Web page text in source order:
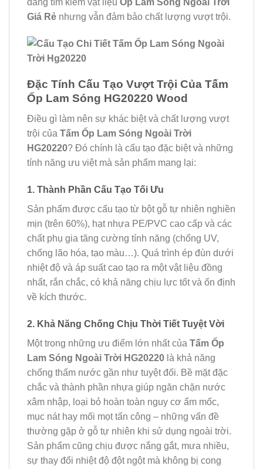
Giá Rẻ nhưng vẫn đảm bảo chất lượng vượt trội.
Đặc Tính Cấu Tạo Vượt Trội Của Tấm
Ốp Lam Sóng HG20220 Wood
Điều gì làm nên sự khác biệt và chất lượng vượt
trội của Tấm Ốp Lam Sóng Ngoài Trời
HG20220? Đó chính là cấu tạo đặc biệt và những
tính năng ưu việt mà sản phẩm mang lại:
1. Thành Phần Cấu Tạo Tối Ưu
Sản phẩm được cấu tạo từ bột gỗ tự nhiên nghiền
mịn (trên 60%), hạt nhựa PE/PVC cao cấp và các
chất phụ gia tăng cường tính năng (chống UV,
chống lão hóa, tạo màu…). Quá trình ép đùn dưới
nhiệt độ và áp suất cao tạo ra một vật liệu đồng
nhất, rắn chắc, có khả năng chịu lực tốt và ổn định
về kích thước.
2. Khả Năng Chống Chịu Thời Tiết Tuyệt Vời
Một trong những ưu điểm lớn nhất của Tấm Ốp
Lam Sóng Ngoài Trời HG20220 là khả năng
chống thấm nước gần như tuyệt đối. Bề mặt đặc
chắc và thành phần nhựa giúp ngăn chặn nước
xâm nhập, loại bỏ hoàn toàn nguy cơ ẩm mốc,
mục nát hay mối mọt tấn công – những vấn đề
thường gặp ở gỗ tự nhiên khi sử dụng ngoài trời.
Sản phẩm cũng chịu được nắng gắt, mưa nhiều,
sự thay đổi nhiệt độ đột ngột mà không bị cong